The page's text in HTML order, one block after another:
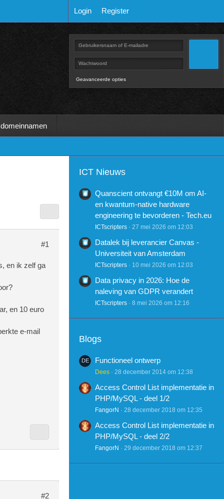
Login Register
Geavanceerde opties
#1
en ik zelf ga
en 10 euro
e-mail
#2
ICT Nieuws
Quanscient ontvangt €10M om AI-
en kwantum-native hardware
engineering te bevorderen - Tech.eu
ICTscripters 27 mei 2026 om 12:03
Datalek bij leverancier Canvas -
Universiteit van Amsterdam
ICTscripters 10 mei 2026 om 12:03
Data privacy in 2026: Hoe de
naleving van GDPR verandert
ICTscripters 8 mei 2026 om 12:16
Blogs
Functioneel ontwerp
Dees 28 december 2014 om 12:38
Access Control List implementatie in
PHP/MySQL - deel 1/2
FangorN 28 december 2018 om 12:35
Access Control List implementatie in
PHP/MySQL - deel 2/2
FangorN 29 december 2018 om 12:37